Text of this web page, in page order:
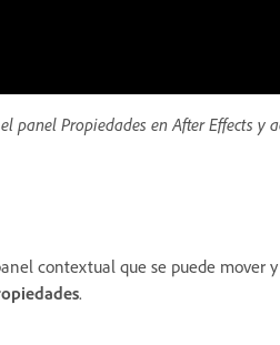
panel Propiedades en After Effects
contextual que se puede mover
.